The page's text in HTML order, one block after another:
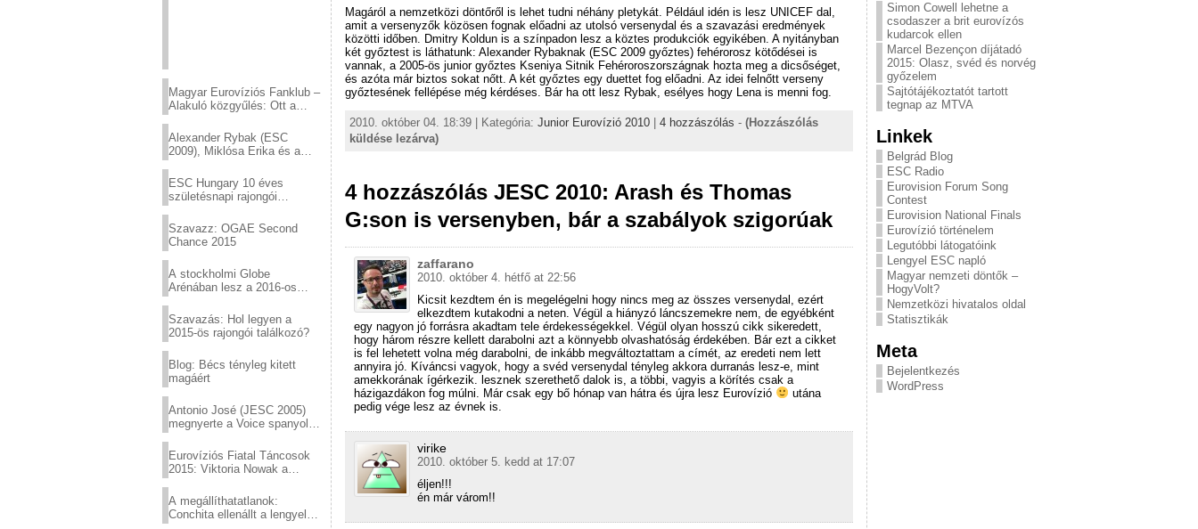
Magyar Eurovíziós Fanklub –
Alakuló közgyűlés: Ott a
Alexander Rybak (ESC
2009), Miklósa Erika és a
sztárjai a Margitszigeten
ESC Hungary 10 éves
születésnapi rajongói
Szavazz: OGAE Second
Chance 2015
A stockholmi Globe
Arénában lesz a 2016-os
Szavazás: Hol legyen a
2015-ös rajongói találkozó?
Blog: Bécs tényleg kitett
magáért
Antonio José (JESC 2005)
megnyerte a Voice spanyol
Eurovíziós Fiatal Táncosok
2015: Viktoria Nowak a
A megállíthatatlanok:
Conchita ellenállt a lengyel
Magáról a nemzetközi döntőről is lehet tudni néhány pletykát. Például idén is lesz UNICEF dal,
amit a versenyzők közösen fognak előadni az utolsó versenydal és a szavazási eredmények
közötti időben. Dmitry Koldun is a színpadon lesz a köztes produkciók egyikében. A nyitányban
két győztest is láthatunk: Alexander Rybaknak (ESC 2009 győztes) fehérorosz kötődései is
vannak, a 2005-ös junior győztes Kseniya Sitnik Fehéroroszországnak hozta meg a dicsőséget,
és azóta már biztos sokat nőtt. A két győztes egy duettet fog előadni. Az idei felnőtt verseny
győztesének fellépése még kérdéses. Bár ha ott lesz Rybak, esélyes hogy Lena is menni fog.
2010. október 04. 18:39 | Kategória: Junior Eurovízió 2010 4 hozzászólás - (Hozzászólás
küldése lezárva)
4 hozzászólás JESC 2010: Arash és Thomas
G:son is versenyben, bár a szabályok szigorúak
zaffarano
2010. október 4. hétfő at 22:56
Kicsit kezdtem én is megelégelni hogy nincs meg az összes versenydal, ezért
elkezdtem kutakodni a neten. Végül a hiányzó láncszemekre nem, de egyébként
egy nagyon jó forrásra akadtam tele érdekességekkel. Végül olyan hosszú cikk sikeredett,
hogy három részre kellett darabolni azt a könnyebb olvashatóság érdekében. Bár ezt a cikket
is fel lehetett volna még darabolni, de inkább megváltoztattam a címét, az eredeti nem lett
annyira jó. Kíváncsi vagyok, hogy a svéd versenydal tényleg akkora durranás lesz-e, mint
amekkorának ígérkezik. lesznek szerethető dalok is, a többi, vagyis a körítés csak a
házigazdákon fog múlni. Már csak egy bő hónap van hátra és újra lesz Eurovízió
utána
pedig vége lesz az évnek is.
virike
2010. október 5. kedd at 17:07
éljen!!!
én már várom!!
Simon Cowell lehetne a
csodaszer a brit eurovízós
kudarcok ellen
Marcel Bezençon díjátadó
2015: Olasz, svéd és norvég
győzelem
Sajtótájékoztatót tartott
tegnap az MTVA
Linkek
Belgrád Blog
ESC Radio
Eurovision Forum Song
Contest
Eurovision National Finals
Eurovízió történelem
Legutóbbi látogatóink
Lengyel ESC napló
Magyar nemzeti döntők –
HogyVolt?
Nemzetközi hivatalos oldal
Statisztikák
Meta
Bejelentkezés
WordPress